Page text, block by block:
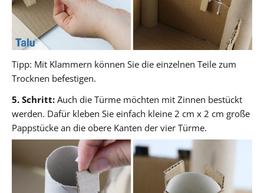
Tipp: Mit Klammern können Sie die einzelnen Teile zum
Trocknen befestigen.
5. Schritt: Auch die Türme möchten mit Zinnen bestückt
werden. Dafür kleben Sie einfach kleine 2 cm x 2 cm große
Pappstücke an die obere Kanten der vier Türme.